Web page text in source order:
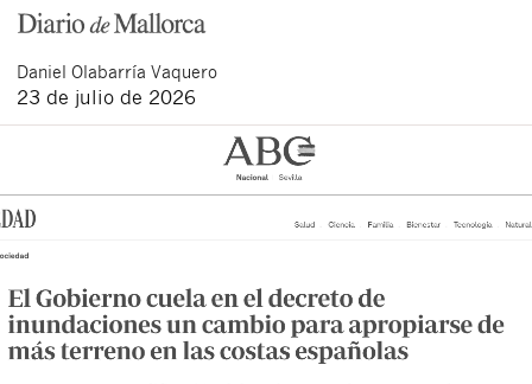
Daniel Olabarría Vaquero
23 de julio de 2026